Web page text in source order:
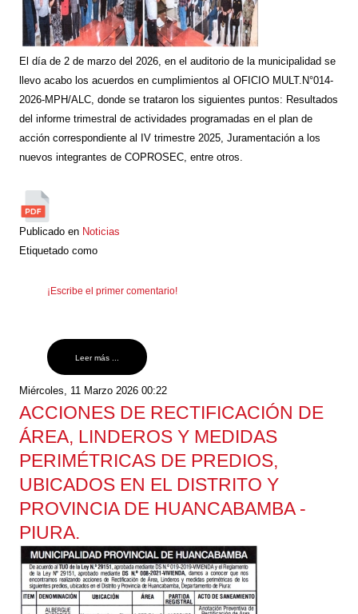
El día de 2 de marzo del 2026, en el auditorio de la municipalidad se
llevo acabo los acuerdos en cumplimientos al OFICIO MULT.N°014-
2026-MPH/ALC, donde se trataron los siguientes puntos: Resultados
del informe trimestral de actividades programadas en el plan de
acción correspondiente al IV trimestre 2025, Juramentación a los
nuevos integrantes de COPROSEC, entre otros.
Publicado en Noticias
Etiquetado como
¡Escribe el primer comentario!
Leer más ...
Miércoles, 11 Marzo 2026 00:22
ACCIONES DE RECTIFICACIÓN DE
ÁREA, LINDEROS Y MEDIDAS
PERIMÉTRICAS DE PREDIOS,
UBICADOS EN EL DISTRITO Y
PROVINCIA DE HUANCABAMBA -
PIURA.